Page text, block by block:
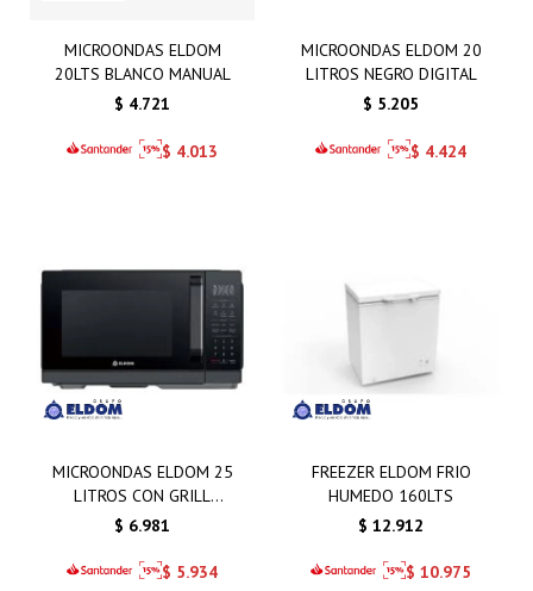
MICROONDAS ELDOM
20LTS BLANCO MANUAL
$ 4.721
$ 4.013
MICROONDAS ELDOM 20
LITROS NEGRO DIGITAL
$ 5.205
$ 4.424
MICROONDAS ELDOM 25
LITROS CON GRILL
NEGRO DIGITAL
$ 6.981
$ 5.934
FREEZER ELDOM FRIO
HUMEDO 160LTS
$ 12.912
$ 10.975